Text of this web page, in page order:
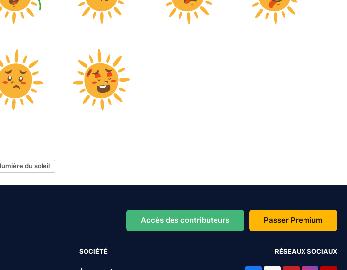
lumière du soleil
Accès des contributeurs Passer Premium
SOCIÉTÉ RÉSEAUX SOCIAUX